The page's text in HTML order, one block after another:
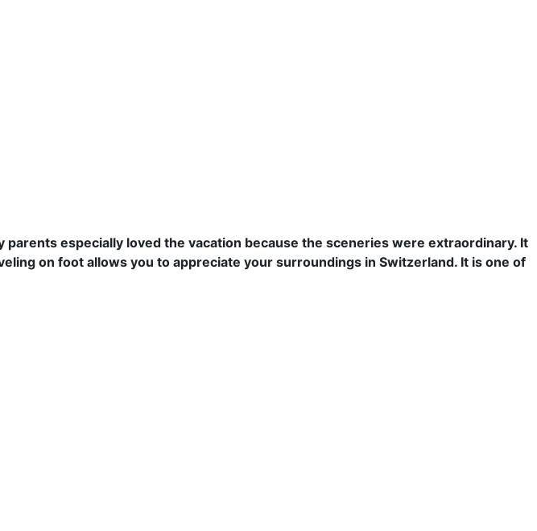
parents especially loved the vacation because the sceneries were extraordinary. It
on foot allows you to appreciate your surroundings in Switzerland. It is one of